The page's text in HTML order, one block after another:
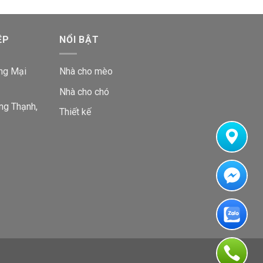
Mại
Thạnh,
NỔI BẬT
Nhà cho mèo
Nhà cho chó
Thiết kế